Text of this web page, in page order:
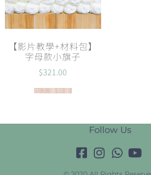
【影片教學+材料包】
字母款小旗子
$321.00
加入購物車
Follow Us